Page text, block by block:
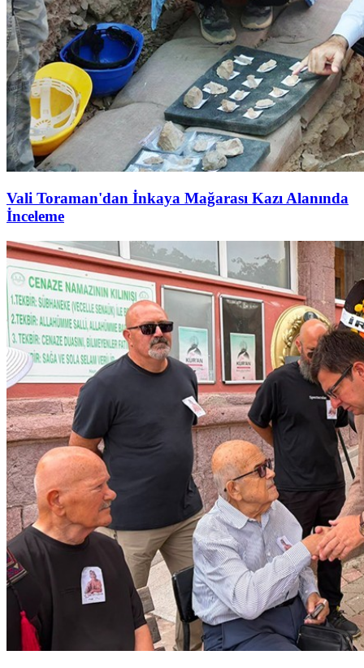
Vali Toraman'dan İnkaya Mağarası Kazı Alanında
İnceleme